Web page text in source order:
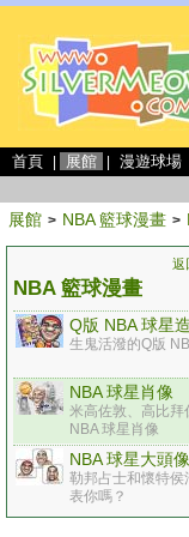
首頁 展館 漫遊球場
展館 > NBA 籃球漫畫 >
返
NBA 籃球漫畫
Q版 NBA 球星
生鬼活潑的Q版
NBA 球星肖像
米高佐敦、高比拜
NBA 球星肖像
NBA 球星大頭像
勒邦占士和懷特侯
表你嗎？